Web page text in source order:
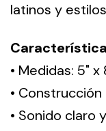
latinos y
• Medidas: 5" x
•
• Sonido claro